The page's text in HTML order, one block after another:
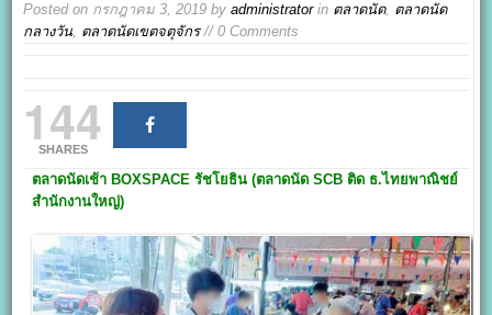
Posted on กรกฎาคม 3, 2019 byadministratorin ตลาดนัด, ตลาดนัด
กลางวัน, ตลาดนัดเขตจตุจักร// 0 Comments
144
SHARES
ตลาดนัดเช้า BOXSPACEรัชโยธิน (ตลาดนัด SCB ติด ธ.ไทยพาณิชย์
สำนักงานใหญ่)